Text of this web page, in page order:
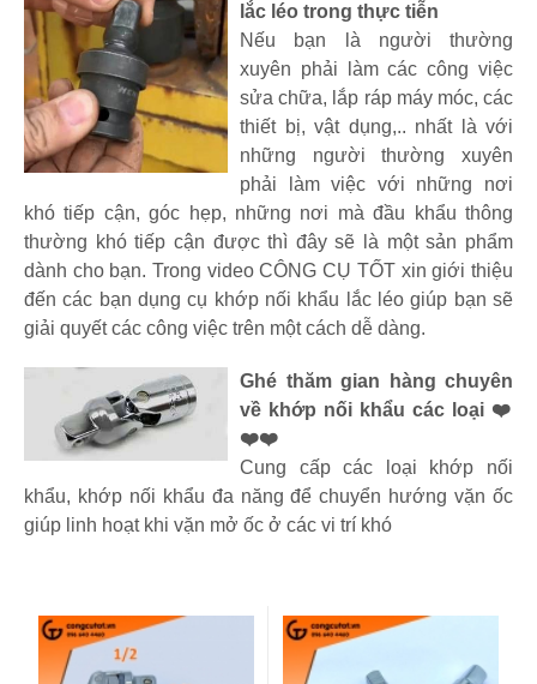
lắc léo trong thực tiễn
Nếu bạn là người thường
xuyên phải làm các công việc
sửa chữa, lắp ráp máy móc, các
thiết bị, vật dụng,.. nhất là với
những người thường xuyên
phải làm việc với những nơi
khó tiếp cận, góc hẹp, những nơi mà đầu khẩu thông
thường khó tiếp cận được thì đây sẽ là một sản phẩm
dành cho bạn. Trong video CÔNG CỤ TỐT xin giới thiệu
đến các bạn dụng cụ khớp nối khẩu lắc léo giúp bạn sẽ
giải quyết các công việc trên một cách dễ dàng.
Ghé thăm gian hàng chuyên
về khớp nối khẩu các loại ❤️
❤️❤️
Cung cấp các loại khớp nối
khẩu, khớp nối khẩu đa năng để chuyển hướng vặn ốc
giúp linh hoạt khi vặn mở ốc ở các vi trí khó